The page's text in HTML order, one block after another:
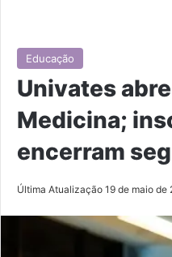
Educação
Univates
Medicina;
encerram
Última Atualização 19 de maio de